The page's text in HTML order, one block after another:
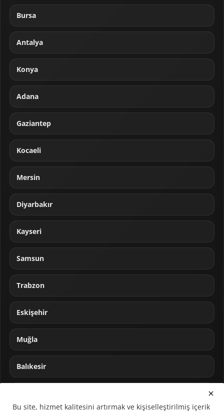
Bursa
Antalya
Konya
Adana
Gaziantep
Kocaeli
Mersin
Diyarbakır
Kayseri
Samsun
Trabzon
Eskişehir
Muğla
Balıkesir
Bu site, hizmet kalitesini artırmak ve kişiselleştirilmiş içerik